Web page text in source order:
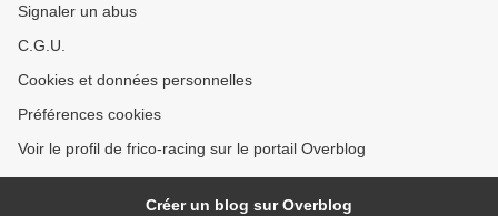
Signaler un abus
C.G.U.
Cookies et données personnelles
Préférences cookies
Voir le profil de frico-racing sur le portail Overblog
Créer un blog sur Overblog